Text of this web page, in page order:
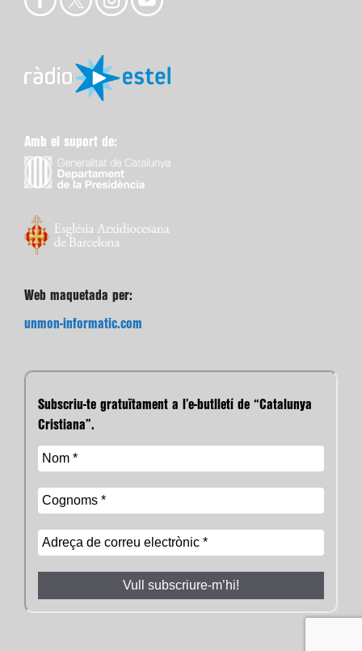
Amb el suport de:
Web maquetada per:
unmon-informatic.com
Subscriu-te gratuïtament a l’e-butlletí de “Catalunya
Cristiana”.